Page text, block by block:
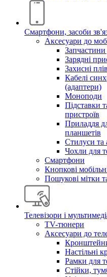
Смартфони, засоби
Аксесуари до
Запчастини
Зарядні
Захисні
Кабелі
(адаптери)
Моноподи
Підставки
пристроїв
Приладдя
планшетів
Стилуси та
Чохли для
Смартфони
Кнопкові
Пошукові мітки
Телевізори і
TV-тюнери
Аксесуари до
Настільні
Рамки для
Стійки,